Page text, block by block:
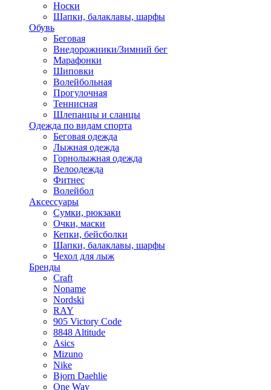
Носки
Шапки, балаклавы, шарфы
Обувь
Беговая
Внедорожники/Зимний бег
Марафонки
Шиповки
Волейбольная
Прогулочная
Теннисная
Шлепанцы и сланцы
Одежда по видам спорта
Беговая одежда
Лыжная одежда
Горнолыжная одежда
Велоодежда
Фитнес
Волейбол
Аксессуары
Сумки, рюкзаки
Очки, маски
Кепки, бейсболки
Шапки, балаклавы, шарфы
Чехол для лыж
Бренды
Craft
Noname
Nordski
RAY
905 Victory Code
8848 Altitude
Asics
Mizuno
Nike
Bjorn Daehlie
One Way